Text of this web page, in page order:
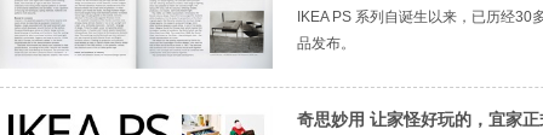
IKEA PS 系列自诞生以来，已历经30
品发布。
奇思妙用 让家怪好玩的，宜家